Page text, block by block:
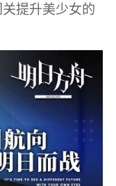
提升美少女的